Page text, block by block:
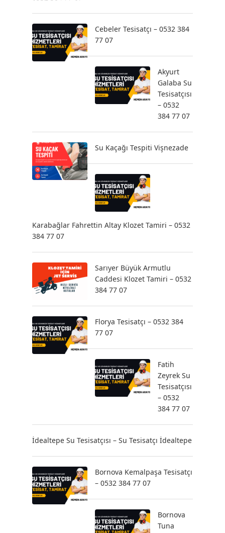
Cebeler Tesisatçı – 0532 384
77 07
Akyurt
Galaba Su
Tesisatçısı
– 0532
384 77 07
Su Kaçağı Tespiti Vişnezade
Karabağlar Fahrettin Altay Klozet Tamiri – 0532
384 77 07
Sarıyer Büyük Armutlu
Caddesi Klozet Tamiri – 0532
384 77 07
Florya Tesisatçı – 0532 384
77 07
Fatih
Zeyrek Su
Tesisatçısı
– 0532
384 77 07
İdealtepe Su Tesisatçısı – Su Tesisatçı İdealtepe
Bornova Kemalpaşa Tesisatçı
– 0532 384 77 07
Bornova
Tuna